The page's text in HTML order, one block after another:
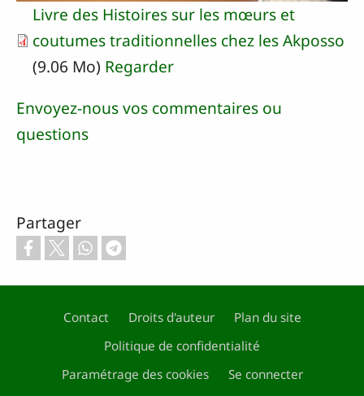
Livre des Histoires sur les mœurs et
coutumes traditionnelles chez les Akposso
(9.06 Mo) Regarder
Envoyez-nous vos commentaires ou
questions
Partager
Footer
Contact Droits d'auteur
Plan du site
Politique de confidentialité
Paramétrage des cookies
Se connecter